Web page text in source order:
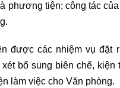
phương tiện; công tác
được các nhiệm vụ đặt
xét bổ sung biên chế,
làm việc cho Văn phòng.